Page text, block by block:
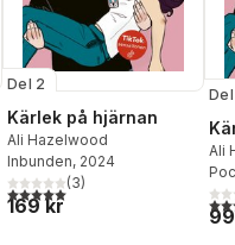
röster:
Del 2
Kärlek på hjärnan
Ali Hazelwood
Inbunden, 2024
5,0utav 5 stjärnor. Totalt antal
(3)
169 kr
Ali
4,0